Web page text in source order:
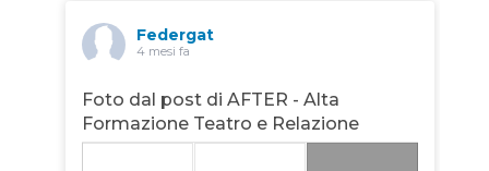
Federgat
4 mesi fa
Foto dal post di AFTER - Alta
Formazione Teatro e Relazione